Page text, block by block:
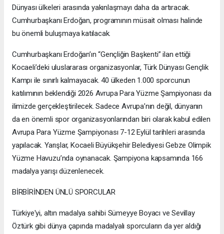
Dünyası ülkeleri arasında yakınlaşmayı daha da artıracak.
Cumhurbaşkanı Erdoğan, programının müsait olması halinde
bu önemli buluşmaya katılacak.
Cumhurbaşkanı Erdoğan’ın “Gençliğin Başkenti” ilan ettiği
Kocaeli’deki uluslararası organizasyonlar, Türk Dünyası Gençlik
Kampı ile sınırlı kalmayacak. 40 ülkeden 1.000 sporcunun
katılımının beklendiği 2026 Avrupa Para Yüzme Şampiyonası da
ilimizde gerçekleştirilecek. Sadece Avrupa’nın değil, dünyanın
da en önemli spor organizasyonlarından biri olarak kabul edilen
Avrupa Para Yüzme Şampiyonası 7-12 Eylül tarihleri arasında
yapılacak. Yarışlar, Kocaeli Büyükşehir Belediyesi Gebze Olimpik
Yüzme Havuzu’nda oynanacak. Şampiyona kapsamında 166
madalya yarışı düzenlenecek.
BİRBİRİNDEN ÜNLÜ SPORCULAR
Türkiye'yi, altın madalya sahibi Sümeyye Boyacı ve Sevillay
Öztürk gibi dünya çapında madalyalı sporcuların da yer aldığı